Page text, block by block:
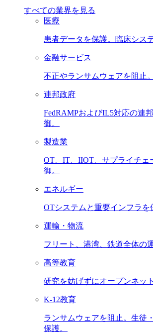
すべての業界を見る
医療
患者データを保護。臨床シス
金融サービス
不正やランサムウェアを阻止
連邦政府
FedRAMPおよびIL5対応の連
御。
製造業
OT、IT、IIOT、サプライチェ
御。
エネルギー
OTシステムと重要インフラを
運輸・物流
フリート、港湾、鉄道全体の
高等教育
研究を妨げずにオープンネッ
K-12教育
ランサムウェアを阻止。生徒
保護。